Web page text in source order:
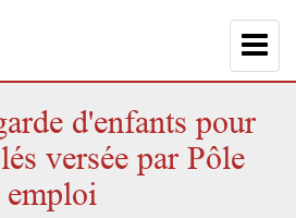
Toggle
d'enfants pour
versée par Pôle
emploi